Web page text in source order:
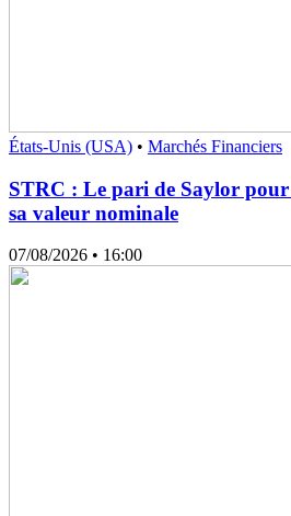
États-Unis (USA) • Marchés Financiers
STRC : Le pari de Saylor
sa valeur nominale
07/08/2026 • 16:00